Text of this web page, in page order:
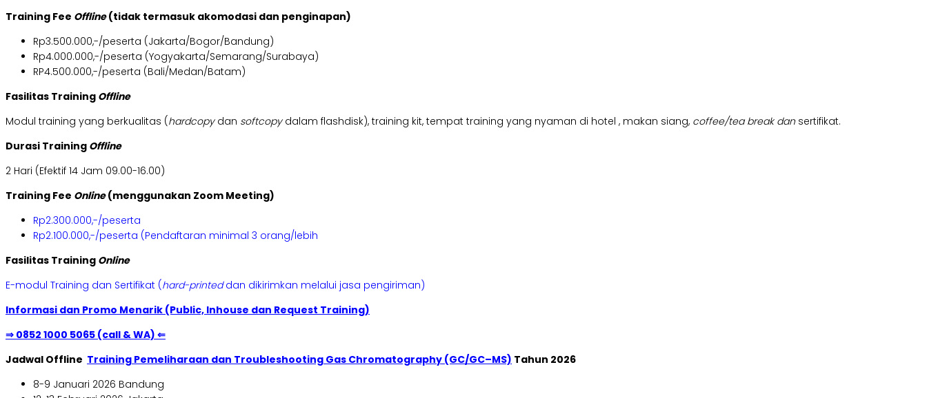
Training Fee Offline(tidak termasuk akomodasi dan penginapan)
Rp3.500.000,-/peserta (Jakarta/Bogor/Bandung)
Rp4.000.000,-/peserta (Yogyakarta/Semarang/Surabaya)
RP4.500.000,-/peserta (Bali/Medan/Batam)
Fasilitas Training Offline
Modul training yang berkualitas (hardcopy dan softcopydalam flashdisk), training kit, tempat training yang nyaman di hotel , makan siang, coffee/tea break dan sertifikat.
Durasi Training Offline
2 Hari (Efektif 14 Jam 09.00-16.00)
Training Fee Online(menggunakan Zoom Meeting)
Rp2.300.000,-/peserta
Rp2.100.000,-/peserta (Pendaftaran minimal 3 orang/lebih
Fasilitas Training Online
E-modul Training dan Sertifikat (hard-printeddan dikirimkan melalui jasa pengiriman)
Informasi dan Promo Menarik (Public, Inhouse dan Request Training)
⇒ 0852 1000 5065 (call & WA) ⇐
Jadwal Offline Training Pemeliharaan dan Troubleshooting Gas Chromatography (GC/GC–MS) Tahun 2026
8-9 Januari 2026 Bandung